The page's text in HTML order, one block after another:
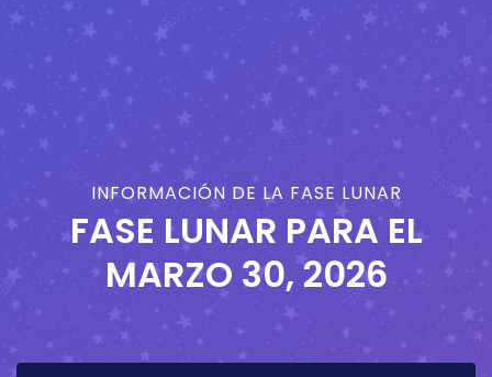
INFORMACIÓN DE LA FASE LUNAR
FASE LUNAR PARA EL
MARZO 30, 2026